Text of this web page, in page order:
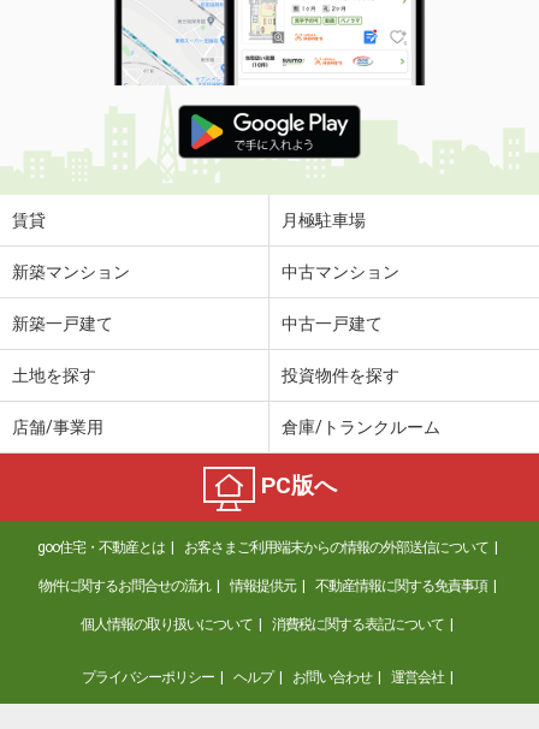
賃貸 月極駐車場
新築マンション 中古マンション
新築一戸建て 中古一戸建て
土地を探す 投資物件を探す
店舗/事業用 倉庫/トランクルーム
PC版へ
goo住宅・不動産とは お客さまご利用端末からの情報の外部送信について
物件に関するお問合せの流れ 情報提供元 不動産情報に関する免責事項
個人情報の取り扱いについて 消費税に関する表記について
プライバシーポリシー ヘルプ お問い合わせ 運営会社